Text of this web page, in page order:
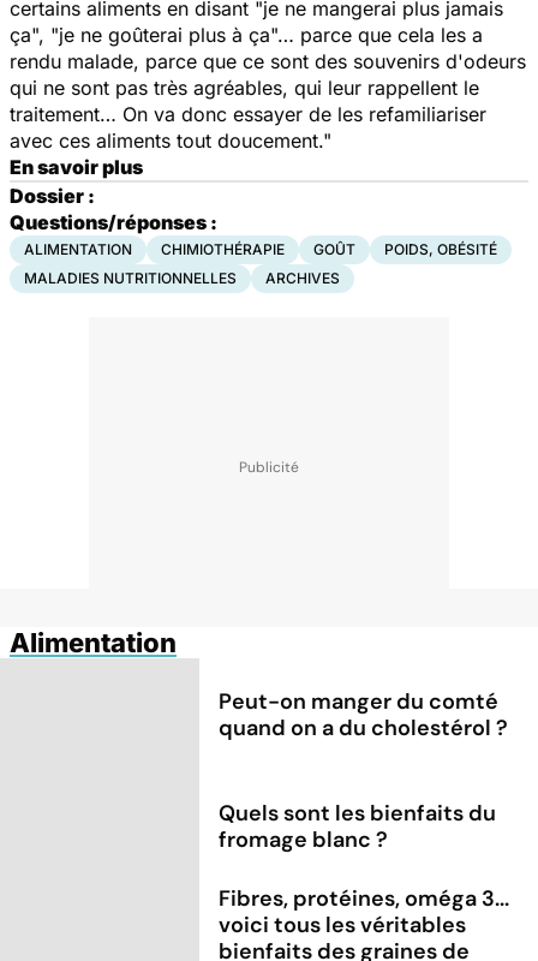
certains aliments en disant "je ne mangerai plus jamais
ça", "je ne goûterai plus à ça"… parce que cela les a
rendu malade, parce que ce sont des souvenirs d'odeurs
qui ne sont pas très agréables, qui leur rappellent le
traitement… On va donc essayer de les refamiliariser
avec ces aliments tout doucement."
En savoir plus
Dossier :
Questions/réponses :
ALIMENTATION CHIMIOTHÉRAPIE GOÛT
POIDS, OBÉSITÉ
MALADIES NUTRITIONNELLES
ARCHIVES
Alimentation
Peut-on manger du comté
quand on a du cholestérol ?
Quels sont les bienfaits du
fromage blanc ?
Fibres, protéines, oméga 3...
voici tous les véritables
bienfaits des graines de